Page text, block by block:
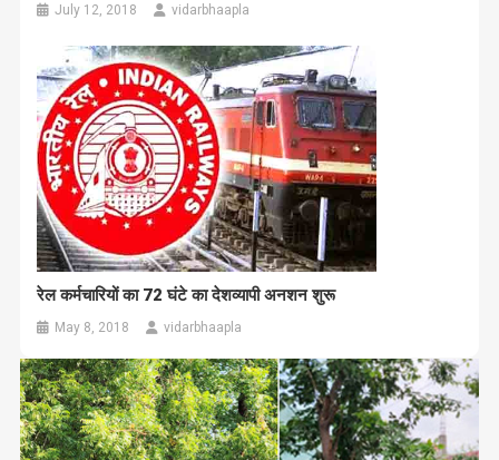
July 12, 2018 vidarbhaapla
रेल कर्मचारियों का 72 घंटे का देशव्यापी अनशन शुरू
May 8, 2018 vidarbhaapla